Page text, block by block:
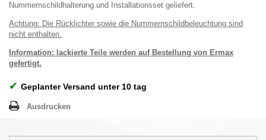
Nummernschildhalterung und Installationsset geliefert.
Achtung: Die Rücklichter sowie die Nummernschildbeleuchtung sind
nicht enthalten.
Information: lackierte Teile werden auf Bestellung von Ermax
gefertigt.
✔ Geplanter Versand unter 10 tag
Ausdrucken